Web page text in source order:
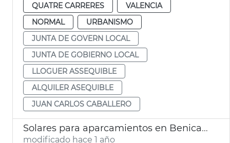
QUATRE CARRERES
VALENCIA
NORMAL
URBANISMO
JUNTA DE GOVERN LOCAL
JUNTA DE GOBIERNO LOCAL
LLOGUER ASSEQUIBLE
ALQUILER ASEQUIBLE
JUAN CARLOS CABALLERO
Solares para aparcamientos en Benicalap, Benimàmet, Soternes
modificado hace 1 año